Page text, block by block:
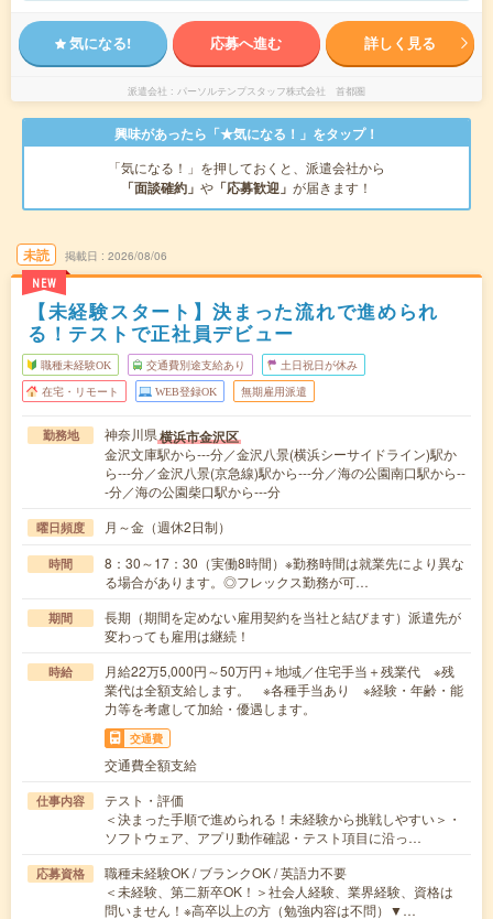
気になる! 応募へ進む 詳しく見る
派遣会社 パーソルテンプスタッフ株式会社 首都圏
興味があったら「★気になる！」をタップ！
「気になる！」を押しておくと、派遣会社から
「面談確約」 や 「応募歓迎」 が届きます！
未読
NEW
掲載日 2026/08/06
【未経験スタート】決まった流れで進められ
る！テストで正社員デビュー
職種未経験OK 交通費別途支給あり 土日祝日が休み
在宅・リモート WEB登録OK 無期雇用派遣
勤務地 神奈川県横浜市金沢区
金沢文庫駅から---分／金沢八景(横浜シーサイドライン)駅か
ら---分／金沢八景(京急線)駅から---分／海の公園南口駅から--
-分／海の公園柴口駅から---分
曜日頻度 月～金（週休2日制）
時間
8：30～17：30（実働8時間）※勤務時間は就業先により異な
る場合があります。◎フレックス勤務が可…
期間
長期（期間を定めない雇用契約を当社と結びます）派遣先が
変わっても雇用は継続！
時給
月給22万5,000円～50万円＋地域／住宅手当＋残業代 ※残
業代は全額支給します。 ※各種手当あり ※経験・年齢・能
力等を考慮して加給・優遇します。
交通費
交通費全額支給
仕事内容
テスト・評価
＜決まった手順で進められる！未経験から挑戦しやすい＞・
ソフトウェア、アプリ動作確認・テスト項目に沿っ…
応募資格
職種未経験OK / ブランクOK / 英語力不要
＜未経験、第二新卒OK！＞社会人経験、業界経験、資格は
問いません！※高卒以上の方（勉強内容は不問）▼…